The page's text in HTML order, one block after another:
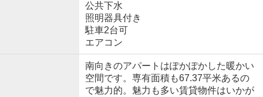
公共下水
照明器具付き
駐車2台可
エアコン
南向きのアパートはぽかぽかした暖かい
空間です。専有面積も67.37平米あるの
で魅力的。魅力も多い賃貸物件はいかが